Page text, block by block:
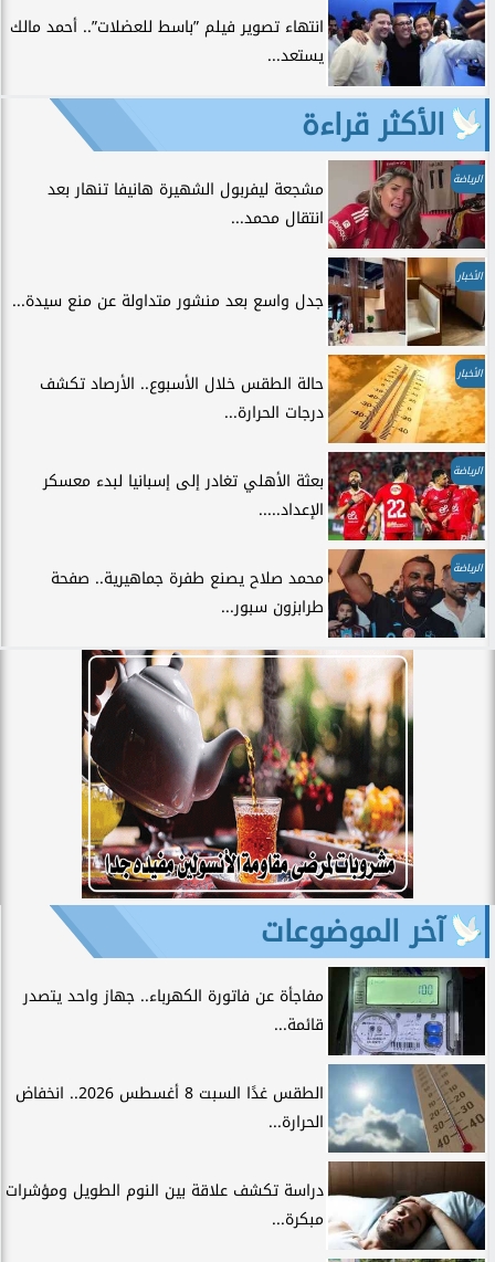
انتهاء تصوير فيلم ”باسط للعضلات”.. أحمد مالك
يستعد...
الأكثر قراءة
الرياضة
مشجعة ليفربول الشهيرة هانيفا تنهار بعد
انتقال محمد...
الأخبار
جدل واسع بعد منشور متداولة عن منع سيدة...
الأخبار
حالة الطقس خلال الأسبوع.. الأرصاد تكشف
درجات الحرارة...
الرياضة
بعثة الأهلي تغادر إلى إسبانيا لبدء معسكر
الإعداد.....
الرياضة
محمد صلاح يصنع طفرة جماهيرية.. صفحة
طرابزون سبور...
آخر الموضوعات
مفاجأة عن فاتورة الكهرباء.. جهاز واحد يتصدر
قائمة...
الطقس غدًا السبت 8 أغسطس 2026.. انخفاض
الحرارة...
دراسة تكشف علاقة بين النوم الطويل ومؤشرات
مبكرة...